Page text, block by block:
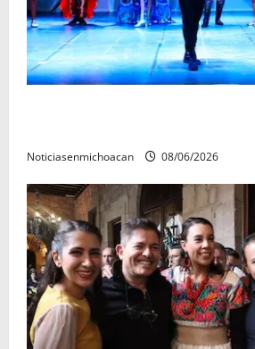
Noticiasenmichoacan 08/06/2026